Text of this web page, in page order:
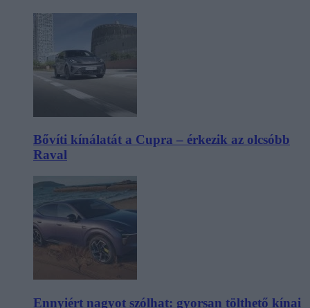
Bővíti kínálatát a Cupra – érkezik az olcsóbb
Raval
Ennyiért nagyot szólhat: gyorsan tölthető kínai